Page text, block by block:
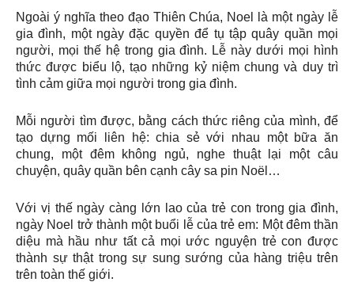
Ngoài ý nghĩa theo đạo Thiên Chúa, Noel là một ngày lễ
gia đình, một ngày đặc quyền để tụ tập quây quần mọi
người, mọi thế hệ trong gia đình. Lễ này dưới mọi hình
thức được biểu lộ, tạo những kỷ niệm chung và duy trì
tình cảm giữa mọi người trong gia đình.
Mỗi người tìm được, bằng cách thức riêng của mình, để
tạo dựng mối liên hệ: chia sẻ với nhau một bữa ăn
chung, một đêm không ngủ, nghe thuật lại một câu
chuyện, quây quần bên cạnh cây sa pin Noël…
Với vị thế ngày càng lớn lao của trẻ con trong gia đình,
ngày Noel trở thành một buổi lễ của trẻ em: Một đêm thần
diệu mà hầu như tất cả mọi ước nguyện trẻ con được
thành sự thật trong sự sung sướng của hàng triệu trên
trên toàn thế giới.